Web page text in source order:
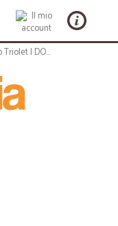
lo Triolet | DOC - 75cl annata 2018